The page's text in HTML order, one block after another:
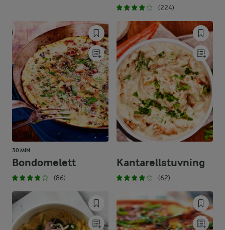
(224)
30 MIN
Bondomelett
(86)
Kantarellstuvning
(62)